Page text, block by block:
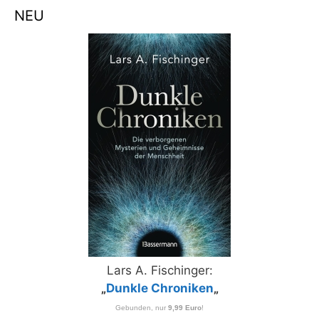
NEU
Lars A. Fischinger:
„Dunkle Chroniken„
Gebunden, nur 9,99 Euro!